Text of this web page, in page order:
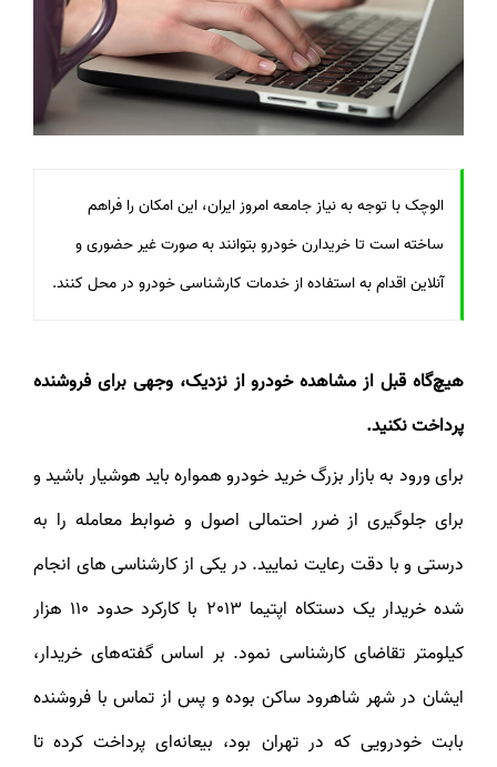
الوچک با توجه به نیاز جامعه امروز ایران، این امکان را فراهم
ساخته است تا خریدارن خودرو بتوانند به صورت غیر حضوری و
آنلاین اقدام به استفاده از خدمات کارشناسی خودرو در محل کنند.
هیچ‌گاه قبل از مشاهده خودرو از نزدیک، وجهی برای فروشنده
پرداخت نکنید.
برای ورود به بازار بزرگ خرید خودرو همواره باید هوشیار باشید و
برای جلوگیری از ضرر احتمالی اصول و ضوابط معامله را به
درستی و با دقت رعایت نمایید. در یکی از کارشناسی های انجام
شده خریدار یک دستکاه اپتیما 2013 با کارکرد حدود 110 هزار
کیلومتر تقاضای کارشناسی نمود. بر اساس گفته‌های خریدار،
ایشان در شهر شاهرود ساکن بوده و پس از تماس با فروشنده
بابت خودرویی که در تهران بود، بیعانه‌ای پرداخت کرده تا